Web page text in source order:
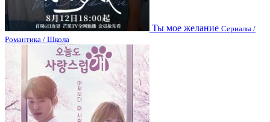
Ты мое желание Сериалы /
Романтика / Школа